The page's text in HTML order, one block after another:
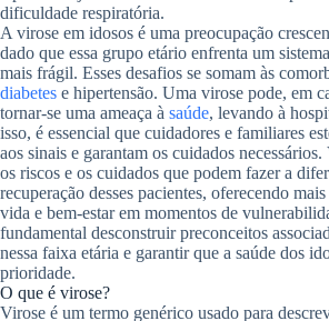
dificuldade respiratória.
A virose em idosos é uma preocupação
dado que essa grupo etário enfrenta um
mais frágil. Esses desafios se somam às
diabetes e hipertensão. Uma virose pode, em
tornar-se uma ameaça à saúde, levando à
isso, é essencial que cuidadores e familiares
aos sinais e garantam os cuidados
os riscos e os cuidados que podem fazer a
recuperação desses pacientes, oferecendo
vida e bem-estar em momentos de
fundamental desconstruir preconceitos
nessa faixa etária e garantir que a saúde dos
prioridade.
O que é virose?
Virose é um termo genérico usado para